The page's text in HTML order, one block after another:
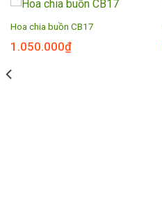
Hoa chia buồn CB17
1.050.000₫